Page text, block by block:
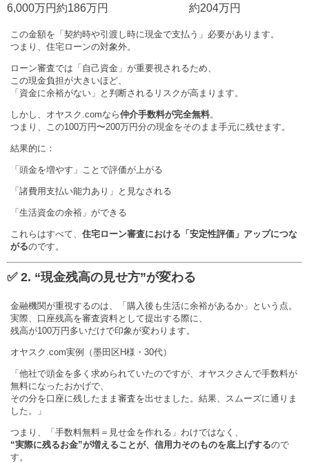
6,000万円約186万円 約204万円
この金額を「契約時や引渡し時に現金で支払う」必要があります。
つまり、住宅ローンの対象外。
ローン審査では「自己資金」が重要視されるため、
この現金負担が大きいほど、
「資金に余裕がない」と判断されるリスクが高まります。
しかし、オヤスク.comなら仲介手数料が完全無料。
つまり、この100万円〜200万円分の現金をそのまま手元に残せます。
結果的に：
「頭金を増やす」ことで評価が上がる
「諸費用支払い能力あり」と見なされる
「生活資金の余裕」ができる
これらはすべて、 住宅ローン審査における「安定性評価」アップにつな
がるのです。
✅ 2. “現金残高の見せ方”が変わる
金融機関が重視するのは、「購入後も生活に余裕があるか」という点。
実際、口座残高を審査資料として提出する際に、
残高が100万円多いだけで印象が変わります。
オヤスク.com実例（墨田区H様・30代）
「他社で頭金を多く求められていたのですが、オヤスクさんで手数料が
無料になったおかげで、
その分を口座に残したまま審査を出せました。結果、スムーズに通りま
した。」
つまり、「手数料無料＝見せ金を作れる」わけではなく、
“実際に残るお金”が増えることが、信用力そのものを底上げするので
す。